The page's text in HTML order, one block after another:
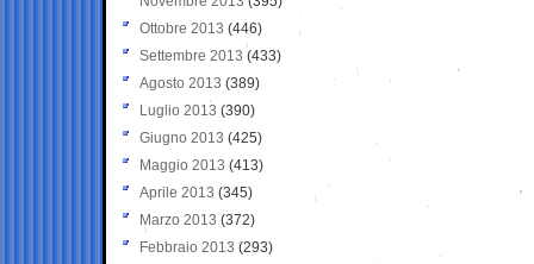
Ottobre 2013 (446)
Settembre 2013 (433)
Agosto 2013 (389)
Luglio 2013 (390)
Giugno 2013 (425)
Maggio 2013 (413)
Aprile 2013 (345)
Marzo 2013 (372)
Febbraio 2013 (293)